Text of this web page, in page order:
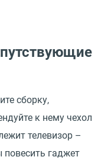
сборку,
к нему чехол
телевизор –
повесить гаджет